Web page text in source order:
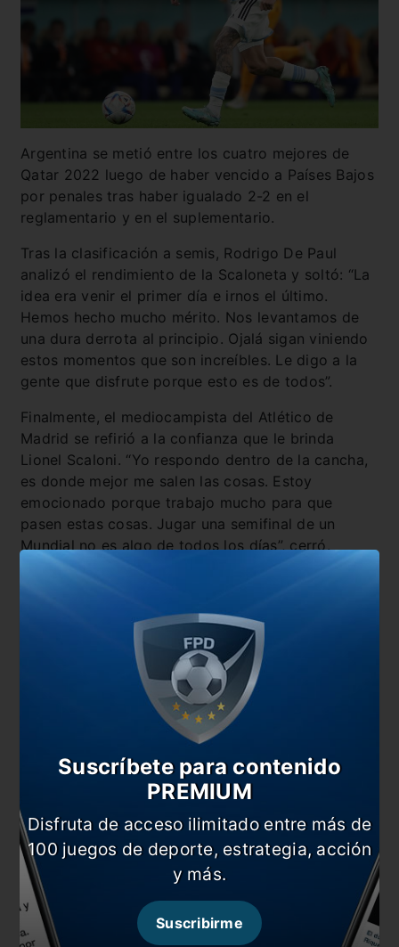
Argentina se metió entre los cuatro mejores de
Qatar 2022 luego de haber vencido a Países Bajos
por penales tras haber igualado 2-2 en el
reglamentario y en el suplementario.
Tras la clasificación a semis, Rodrigo De Paul
analizó el rendimiento de la Scaloneta y soltó: “La
idea era venir el primer día e irnos el último.
Hemos hecho mucho mérito. Nos levantamos de
una dura derrota al principio. Ojalá sigan viniendo
estos momentos que son increíbles. Le digo a la
gente que disfrute porque esto es de todos”.
Finalmente, el mediocampista del Atlético de
Madrid se refirió a la confianza que le brinda
Lionel Scaloni. “Yo respondo dentro de la cancha,
es donde mejor me salen las cosas. Estoy
emocionado porque trabajo mucho para que
pasen estas cosas. Jugar una semifinal de un
Mundial no es algo de todos los días”, cerró.
#DeCostaaCosta: una nueva final para la Scaloneta
Árbitro confirmado para Argentina vs Países Bajos
De Paul, en duda para enfrentar a Países Bajos
Papu Gómez: “El equipo está muy firme”
#Noticia
#Paraguay #Perú
#Qatar 2022 #Rodrigo De Paul
#Selección
Comentarios
Suscríbete para contenido
PREMIUM
Disfruta de acceso ilimitado entre más de
100 juegos de deporte, estrategia, acción
y más.
Suscribirme